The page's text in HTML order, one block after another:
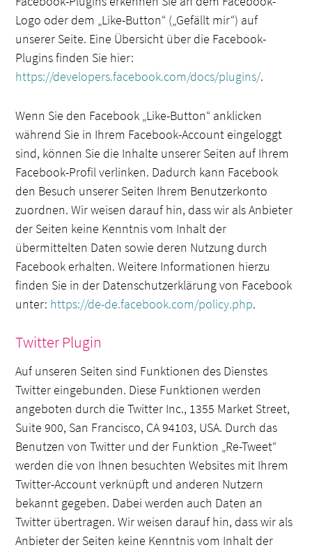
Logo oder dem „Like-Button“ („Gefällt mir“) auf
unserer Seite. Eine Übersicht über die Facebook-
Plugins finden Sie hier:
https://developers.facebook.com/docs/plugins/.
Wenn Sie den Facebook „Like-Button“ anklicken
während Sie in Ihrem Facebook-Account eingeloggt
sind, können Sie die Inhalte unserer Seiten auf Ihrem
Facebook-Profil verlinken. Dadurch kann Facebook
den Besuch unserer Seiten Ihrem Benutzerkonto
zuordnen. Wir weisen darauf hin, dass wir als Anbieter
der Seiten keine Kenntnis vom Inhalt der
übermittelten Daten sowie deren Nutzung durch
Facebook erhalten. Weitere Informationen hierzu
finden Sie in der Datenschutzerklärung von Facebook
unter: https://de-de.facebook.com/policy.php.
Twitter Plugin
Auf unseren Seiten sind Funktionen des Dienstes
Twitter eingebunden. Diese Funktionen werden
angeboten durch die Twitter Inc., 1355 Market Street,
Suite 900, San Francisco, CA 94103, USA. Durch das
Benutzen von Twitter und der Funktion „Re-Tweet“
werden die von Ihnen besuchten Websites mit Ihrem
Twitter-Account verknüpft und anderen Nutzern
bekannt gegeben. Dabei werden auch Daten an
Twitter übertragen. Wir weisen darauf hin, dass wir als
Anbieter der Seiten keine Kenntnis vom Inhalt der